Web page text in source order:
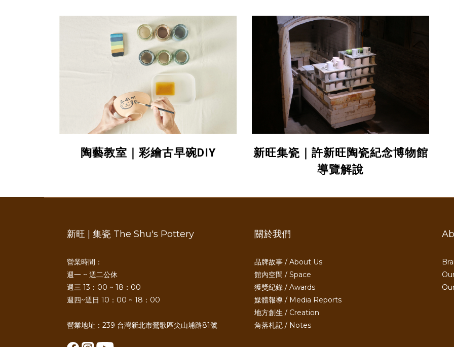
陶藝教室｜彩繪古早碗DIY
新旺集瓷｜許新旺陶瓷紀念博物館
導覽解說
新旺 | 集瓷 The Shu's Pottery
營業時間：
週一 ~ 週二公休
週三 13：00 ~ 18：00
週四~週日 10：00 ~ 18：00
營業地址：239 台灣新北市鶯歌區尖山埔路81號
關於我們
品牌故事 / About Us
館內空間 / Space
獲獎紀錄 / Awards
媒體報導 / Media Reports
地方創生 / Creation
角落札記 / Notes